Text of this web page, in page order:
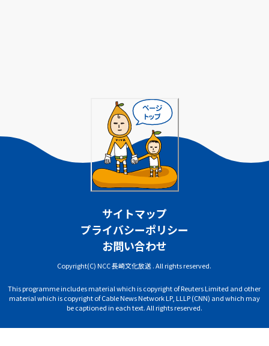
サイトマップ
プライバシーポリシー
お問い合わせ
Copyright(C) NCC 長崎文化放送 . All rights reserved.
This programme includes material which is copyright of Reuters Limited and other
material which is copyright of Cable News Network LP, LLLP (CNN) and which may
be captioned in each text. All rights reserved.